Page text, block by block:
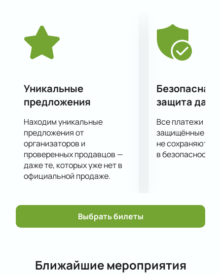
Не пропустите этот потрясающий вечер музыки в
исполнении настоящих виртуозов!
Уникальные
предложения
Находим уникальные
предложения от
организаторов и
проверенных продавцов —
даже те, которых уже нет в
официальной продаже.
Безопасная
защита
Все платежи
защищённые
не сохраняются
в безопасности.
Выбрать билеты
Ближайшие мероприятия